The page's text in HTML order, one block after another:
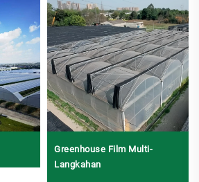
Greenhouse Film Multi-
Langkahan